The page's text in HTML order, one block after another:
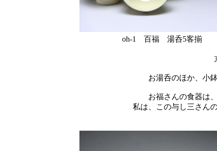
oh-1 百福 湯呑5客
お湯呑のほか、小
お福さんの食器は
私は、この与し三さん